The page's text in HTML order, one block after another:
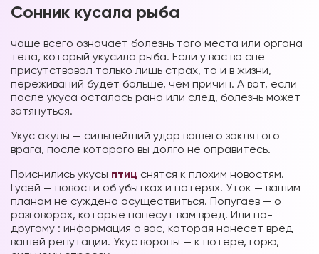
Сонник кусала рыба
чаще всего означает болезнь того места или органа
тела, который укусила рыба. Если у вас во сне
присутствовал только лишь страх, то и в жизни,
переживаний будет больше, чем причин. А вот, если
после укуса осталась рана или след, болезнь может
затянуться.
Укус акулы — сильнейший удар вашего заклятого
врага, после которого вы долго не оправитесь.
Приснились укусы птиц снятся к плохим новостям.
Гусей — новости об убытках и потерях. Уток — вашим
планам не суждено осуществиться. Попугаев — о
разговорах, которые нанесут вам вред. Или по-
другому : информация о вас, которая нанесет вред
вашей репутации. Укус вороны — к потере, горю,